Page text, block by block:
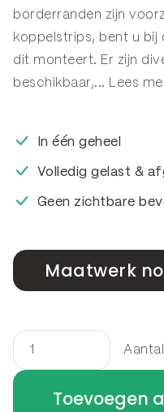
borderranden zijn
koppelstrips, bent u bij
dit monteert. Er zijn
beschikbaar,... Lees
In één geheel
Volledig gelast &
Geen zichtbare
Maatwerk
Kantopsluiting
flexibel
Aantal
Toevoegen